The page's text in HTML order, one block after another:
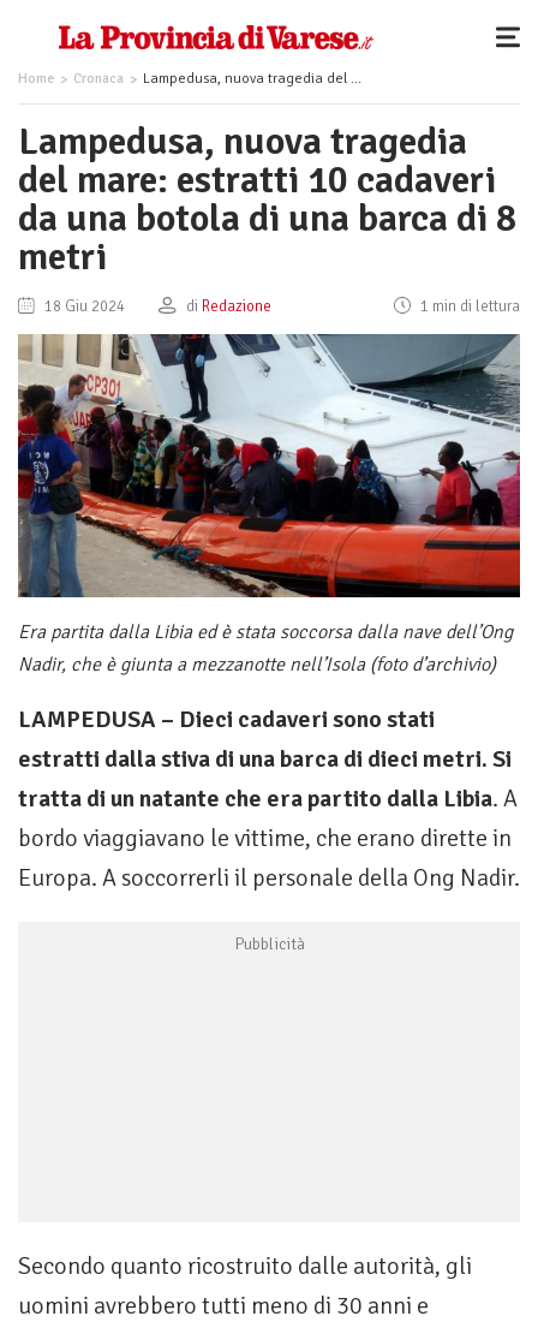
Home Cronaca Lampedusa, nuova tragedia del mare: estratti 10 cadaveri da una botola di una barca di 8 metri
Lampedusa, nuova tragedia
del mare: estratti 10 cadaveri
da una botola di una barca di 8
metri
18 Giu 2024 di Redazione 1 min di lettura
Era partita dalla Libia ed è stata soccorsa dalla nave dell’Ong
Nadir, che è giunta a mezzanotte nell’Isola (foto d’archivio)
LAMPEDUSA – Dieci cadaveri sono stati
estratti dalla stiva di una barca di dieci metri. Si
tratta di un natante che era partito dalla Libia. A
bordo viaggiavano le vittime, che erano dirette in
Europa. A soccorrerli il personale della Ong Nadir.
Secondo quanto ricostruito dalle autorità, gli
uomini avrebbero tutti meno di 30 anni e